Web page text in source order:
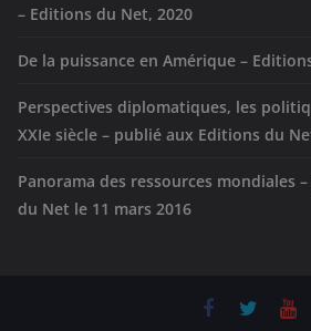
– Editions du Net, 2020
De la puissance en Amérique –
Perspectives diplomatiques, les
XXIe siècle – publié aux Editions du
Panorama des ressources mondiales
du Net le 11 mars 2016